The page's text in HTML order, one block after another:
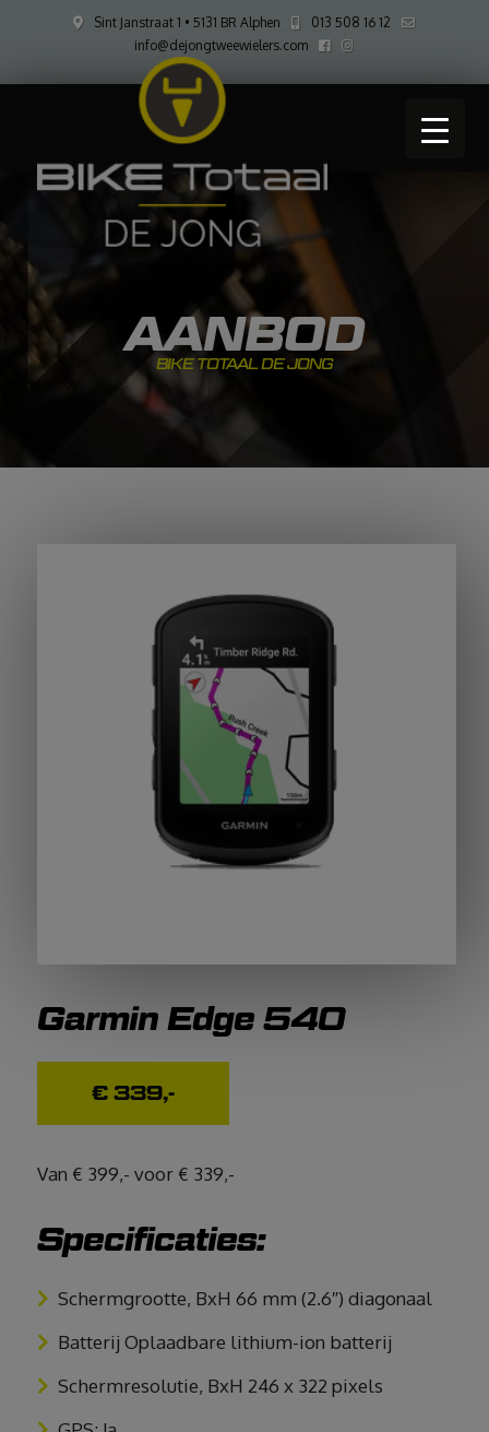
Sint Janstraat 1 • 5131 BR Alphen
013 508 16 12
info@dejongtweewielers.com
AANBOD
BIKE TOTAAL DE JONG
Garmin Edge 540
€ 339,-
Van € 399,- voor € 339,-
Specificaties:
Schermgrootte, BxH 66 mm (2.6″) diagonaal
Batterij Oplaadbare lithium-ion batterij
Schermresolutie, BxH 246 x 322 pixels